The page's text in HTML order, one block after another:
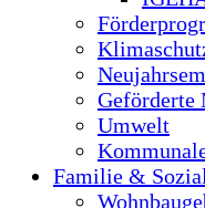
Geförderte
Umwelt
Familie &